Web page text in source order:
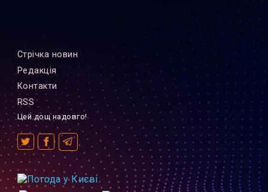
Стрiчка новин
Редакцiя
Контакти
RSS
Цей дощ надовго!